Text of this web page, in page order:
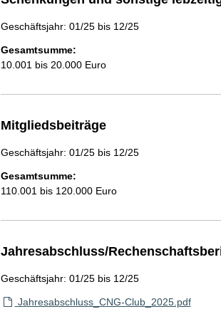
Geschäftsjahr: 01/25 bis 12/25
Gesamtsumme:
10.001 bis 20.000 Euro
Mitgliedsbeiträge
Geschäftsjahr: 01/25 bis 12/25
Gesamtsumme:
110.001 bis 120.000 Euro
Jahresabschluss/
Geschäftsjahr: 01/25 bis 12/25
Jahresabschluss_CNG-Club_2025.pdf